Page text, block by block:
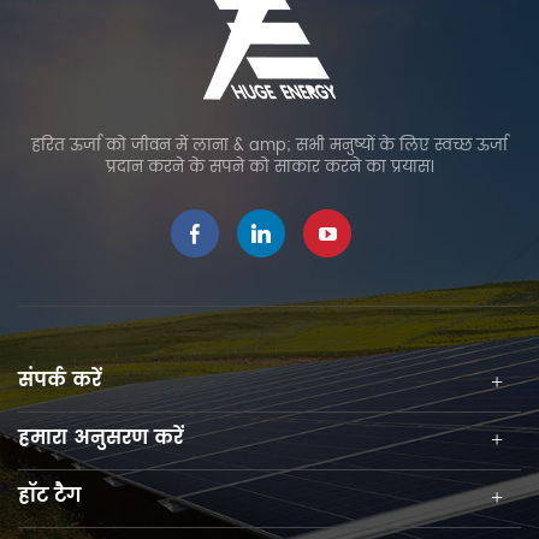
कम करता है, जिससे उपयोगकर्ताओं को समय और लागत के मामले में
काफी दोहरे लाभ मिलते हैं। व
हरित ऊर्जा को जीवन में लाना & amp; सभी मनुष्यों के लिए स्वच्छ ऊर्जा
प्रदान करने के सपने को साकार करने का प्रयास।
संपर्क करें
हमारा अनुसरण करें
हॉट टैग